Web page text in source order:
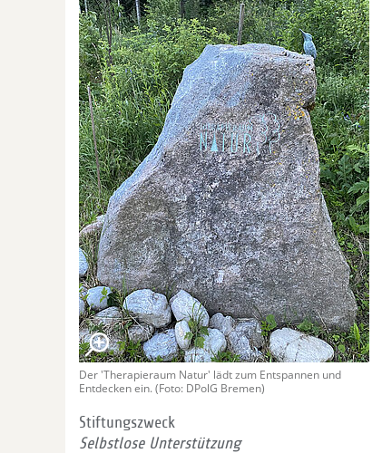
Der 'Therapieraum Natur' lädt zum Entspannen und
Entdecken ein. (Foto: DPolG Bremen)
Stiftungszweck
Selbstlose Unterstützung